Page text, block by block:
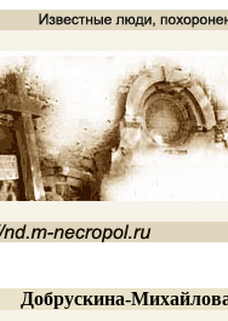
Добрускина-